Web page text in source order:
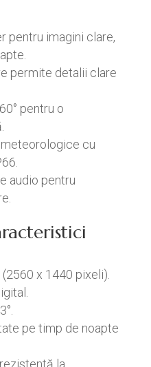
pentru imagini clare,
permite detalii clare
pentru o
cu
audio pentru
x 1440 pixeli).
pe timp de noapte
la